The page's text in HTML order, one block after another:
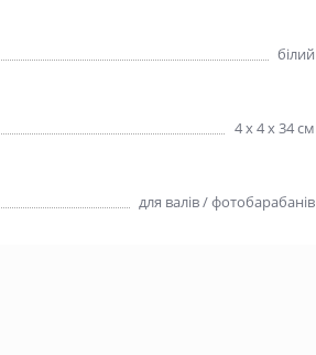
білий
4 х 4 х 34 см
для валів / фотобарабанів